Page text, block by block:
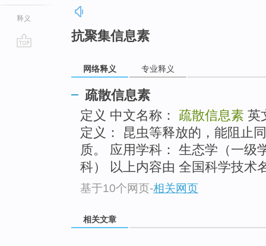
释义
抗聚集信息素
网络释义 专业释义
疏散信息素
定义 中文名称： 疏散信息素 英
定义： 昆虫等释放的，能阻止
质。 应用学科： 生态学（一级
科） 以上内容由 全国科学技术
基于10个网页-相关网页
相关文章